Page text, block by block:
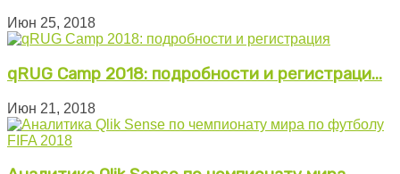
Июн 25, 2018
qRUG Camp 2018: подробности и регистраци...
Июн 21, 2018